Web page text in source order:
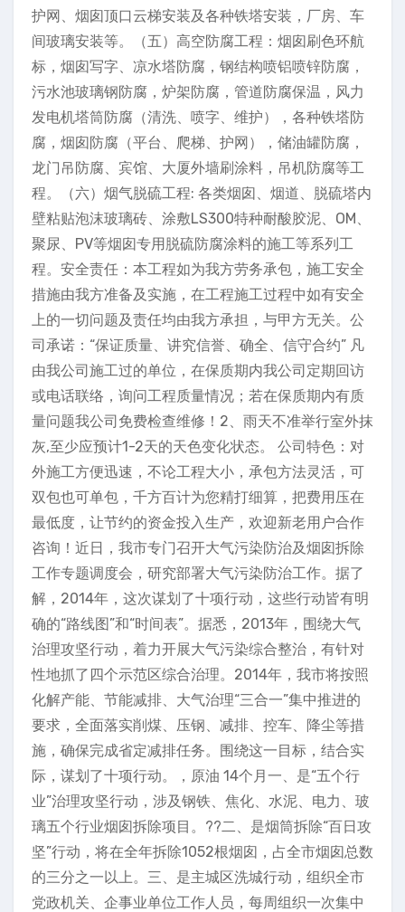
护网、烟囱顶口云梯安装及各种铁塔安装，厂房、车
间玻璃安装等。（五）高空防腐工程：烟囱刷色环航
标，烟囱写字、凉水塔防腐，钢结构喷铝喷锌防腐，
污水池玻璃钢防腐，炉架防腐，管道防腐保温，风力
发电机塔筒防腐（清洗、喷字、维护），各种铁塔防
腐，烟囱防腐（平台、爬梯、护网），储油罐防腐，
龙门吊防腐、宾馆、大厦外墙刷涂料，吊机防腐等工
程。（六）烟气脱硫工程: 各类烟囱、烟道、脱硫塔内
壁粘贴泡沫玻璃砖、涂敷LS300特种耐酸胶泥、OM、
聚尿、PV等烟囱专用脱硫防腐涂料的施工等系列工
程。安全责任：本工程如为我方劳务承包，施工安全
措施由我方准备及实施，在工程施工过程中如有安全
上的一切问题及责任均由我方承担，与甲方无关。公
司承诺：“保证质量、讲究信誉、确全、信守合约” 凡
由我公司施工过的单位，在保质期内我公司定期回访
或电话联络，询问工程质量情况；若在保质期内有质
量问题我公司免费检查维修！2、雨天不准举行室外抹
灰,至少应预计1-2天的天色变化状态。 公司特色：对
外施工方便迅速，不论工程大小，承包方法灵活，可
双包也可单包，千方百计为您精打细算，把费用压在
最低度，让节约的资金投入生产，欢迎新老用户合作
咨询！近日，我市专门召开大气污染防治及烟囱拆除
工作专题调度会，研究部署大气污染防治工作。据了
解，2014年，这次谋划了十项行动，这些行动皆有明
确的“路线图”和“时间表”。据悉，2013年，围绕大气
治理攻坚行动，着力开展大气污染综合整治，有针对
性地抓了四个示范区综合治理。2014年，我市将按照
化解产能、节能减排、大气治理“三合一”集中推进的
要求，全面落实削煤、压钢、减排、控车、降尘等措
施，确保完成省定减排任务。围绕这一目标，结合实
际，谋划了十项行动。，原油 14个月一、是“五个行
业”治理攻坚行动，涉及钢铁、焦化、水泥、电力、玻
璃五个行业烟囱拆除项目。??二、是烟筒拆除“百日攻
坚”行动，将在全年拆除1052根烟囱，占全市烟囱总数
的三分之一以上。三、是主城区洗城行动，组织全市
党政机关、企事业单位工作人员，每周组织一次集中